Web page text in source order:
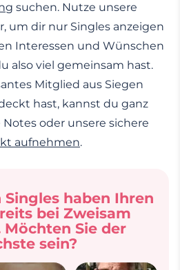
suchen. Nutze unsere
um dir nur Singles anzeigen
Interessen und Wünschen
also viel gemeinsam hast.
Mitglied aus Siegen
hast, kannst du ganz
oder unsere sichere
aufnehmen.
Singles haben Ihren
bei Zweisam
Sie der
sein?